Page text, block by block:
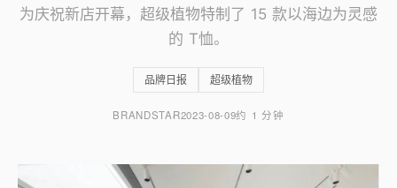
为庆祝新店开幕，超级植物特制了 15 款以海边为灵感
的 T恤。
品牌日报 超级植物
BRANDSTAR2023-08-09约 1 分钟